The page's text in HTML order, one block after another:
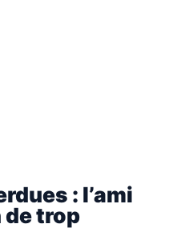
: l’ami
de trop